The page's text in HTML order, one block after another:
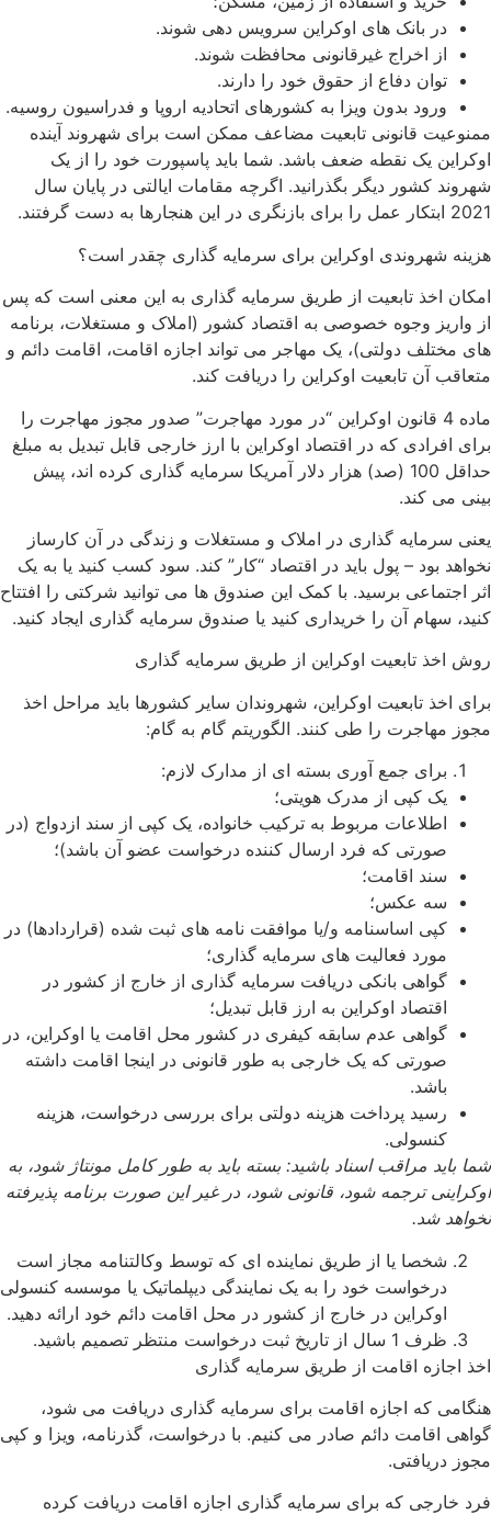
در بانک های اوکراین سرویس دهی شوند.
از اخراج غیرقانونی محافظت شوند.
توان دفاع از حقوق خود را دارند.
ورود بدون ویزا به کشورهای اتحادیه اروپا و فدراسیون روسیه.
قانونی تابعیت مضاعف ممکن است برای شهروند آینده
یک نقطه ضعف باشد. شما باید پاسپورت خود را از یک
کشور دیگر بگذرانید. اگرچه مقامات ایالتی در پایان سال
هنجارها به دست گرفتند.
شهروندی اوکراین برای سرمایه گذاری چقدر است؟
اخذ تابعیت از طریق سرمایه گذاری به این معنی است که پس
وجوه خصوصی به اقتصاد کشور (املاک و مستغلات، برنامه
مختلف دولتی)، یک مهاجر می تواند اجازه اقامت، اقامت دائم و
آن تابعیت اوکراین را دریافت کند.
ماده 4 قانون اوکراین “در مورد مهاجرت” صدور مجوز مهاجرت را
افرادی که در اقتصاد اوکراین با ارز خارجی قابل تبدیل به مبلغ
حداقل 100 (صد) هزار دلار آمریکا سرمایه گذاری کرده اند، پیش
می کند.
سرمایه گذاری در املاک و مستغلات و زندگی در آن کارساز
بود – پول باید در اقتصاد “کار” کند. سود کسب کنید یا به یک
اجتماعی برسید. با کمک این صندوق ها می توانید شرکتی را افتتاح
سهام آن را خریداری کنید یا صندوق سرمایه گذاری ایجاد کنید.
اخذ تابعیت اوکراین از طریق سرمایه گذاری
اخذ تابعیت اوکراین، شهروندان سایر کشورها باید مراحل اخذ
مهاجرت را طی کنند. الگوریتم گام به گام:
برای جمع آوری بسته ای از مدارک لازم:
یک کپی از مدرک هویتی؛
اطلاعات مربوط به ترکیب خانواده، یک کپی از سند ازدواج (در
صورتی که فرد ارسال کننده درخواست عضو آن باشد)؛
سند اقامت؛
سه عکس؛
کپی اساسنامه و/یا موافقت نامه های ثبت شده (قراردادها) در
مورد فعالیت های سرمایه گذاری؛
گواهی بانکی دریافت سرمایه گذاری از خارج از کشور در
اقتصاد اوکراین به ارز قابل تبدیل؛
گواهی عدم سابقه کیفری در کشور محل اقامت یا اوکراین، در
صورتی که یک خارجی به طور قانونی در اینجا اقامت داشته
باشد.
رسید پرداخت هزینه دولتی برای بررسی درخواست، هزینه
کنسولی.
باید مراقب اسناد باشید: بسته باید به طور کامل مونتاژ شود، به
ترجمه شود، قانونی شود، در غیر این صورت برنامه پذیرفته
شد.
شخصا یا از طریق نماینده ای که توسط وکالتنامه مجاز است
درخواست خود را به یک نمایندگی دیپلماتیک یا موسسه کنسولی
اوکراین در خارج از کشور در محل اقامت دائم خود ارائه دهید.
ظرف 1 سال از تاریخ ثبت درخواست منتظر تصمیم باشید.
اجازه اقامت از طریق سرمایه گذاری
که اجازه اقامت برای سرمایه گذاری دریافت می شود،
اقامت دائم صادر می کنیم. با درخواست، گذرنامه، ویزا و کپی
دریافتی.
خارجی که برای سرمایه گذاری اجازه اقامت دریافت کرده